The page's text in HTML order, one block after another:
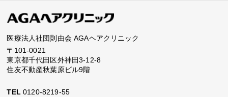
医療法人社団則由会 AGAヘアクリニック
〒101-0021
東京都千代田区外神田3-12-8
住友不動産秋葉原ビル9階
TEL0120-8219-55